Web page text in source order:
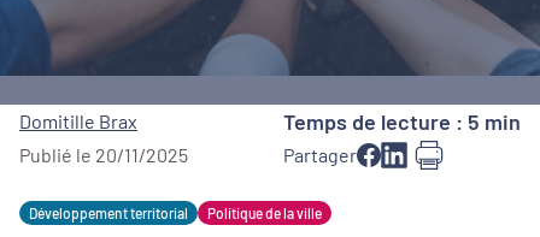
Domitille Brax
Publié le 20/11/2025
Temps de lecture : 5 min
Partager
Développement territorial Politique de la ville